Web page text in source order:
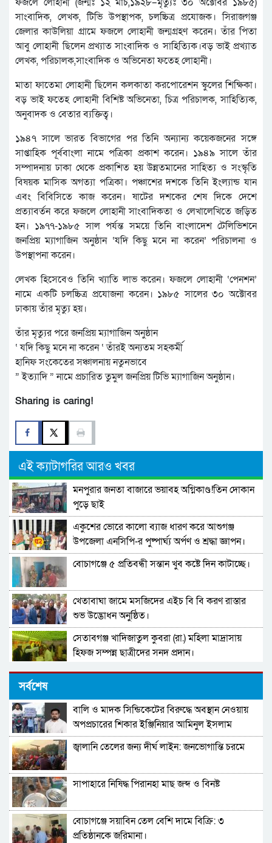
ফজলে লোহানী (জন্মঃ ১২ মার্চ,১৯২৮–মৃত্যুঃ ৩০ অক্টোবর ১৯৮৫)
সাংবাদিক, লেখক, টিভি উপস্থাপক, চলচ্চিত্র প্রযোজক। সিরাজগঞ্জ
জেলার কাউলিয়া গ্রামে ফজলে লোহানী জন্মগ্রহণ করেন। তাঁর পিতা
আবু লোহানী ছিলেন প্রখ্যাত সাংবাদিক ও সাহিত্যিক।বড় ভাই প্রখ্যাত
লেখক, পরিচালক,সাংবাদিক ও অভিনেতা ফতেহ লোহানী।
মাতা ফাতেমা লোহানী ছিলেন কলকাতা করপোরেশন স্কুলের শিক্ষিকা।
বড় ভাই ফতেহ লোহানী বিশিষ্ট অভিনেতা, চিত্র পরিচালক, সাহিত্যিক,
অনুবাদক ও বেতার ব্যক্তিত্ব।
১৯৪৭ সালে ভারত বিভাগের পর তিনি অন্যান্য কয়েকজনের সঙ্গে
সাপ্তাহিক পূর্ববাংলা নামে পত্রিকা প্রকাশ করেন। ১৯৪৯ সালে তাঁর
সম্পাদনায় ঢাকা থেকে প্রকাশিত হয় উন্নতমানের সাহিত্য ও সংস্কৃতি
বিষয়ক মাসিক অগত্যা পত্রিকা। পঞ্চাশের দশকে তিনি ইংল্যান্ড যান
এবং বিবিসিতে কাজ করেন। ষাটের দশকের শেষ দিকে দেশে
প্রত্যাবর্তন করে ফজলে লোহানী সাংবাদিকতা ও লেখালেখিতে জড়িত
হন। ১৯৭৭-১৯৮৫ সাল পর্যন্ত সময়ে তিনি বাংলাদেশ টেলিভিশনে
জনপ্রিয় ম্যাগাজিন অনুষ্ঠান ‘যদি কিছু মনে না করেন’ পরিচালনা ও
উপস্থাপনা করেন।
লেখক হিসেবেও তিনি খ্যাতি লাভ করেন। ফজলে লোহানী ‘পেনশন’
নামে একটি চলচ্চিত্র প্রযোজনা করেন। ১৯৮৫ সালের ৩০ অক্টোবর
ঢাকায় তাঁর মৃত্যু হয়।
তাঁর মৃত্যুর পরে জনপ্রিয় ম্যাগাজিন অনুষ্ঠান
‘ যদি কিছু মনে না করেন ‘ তাঁরই অন্যতম সহকর্মী
হানিফ সংকেতের সঞ্চালনায় নতুনভাবে
” ইত্যাদি ” নামে প্রচারিত তুমুল জনপ্রিয় টিভি ম্যাগাজিন অনুষ্ঠান।
Sharing is caring!
এই ক্যাটাগরির আরও খবর
মনপুরার জনতা বাজারে ভয়াবহ অগ্নিকাণ্ড!তিন দোকান
পুড়ে ছাই
একুশের ভোরে কালো ব্যাজ ধারণ করে আশুগঞ্জ
উপজেলা এনসিপি-র পুষ্পার্ঘ্য অর্পণ ও শ্রদ্ধা জ্ঞাপন।
বোচাগঞ্জে ৫ প্রতিবন্ধী সন্তান খুব কষ্টে দিন কাটাচ্ছে।
খেতাবাঘা জামে মসজিদের এইচ বি বি করণ রাস্তার
শুভ উদ্ভোধন অনুষ্ঠিত।
সেতাবগঞ্জ খাদিজাতুল কুবরা (রা.) মহিলা মাদ্রাসায়
হিফজ সম্পন্ন ছাত্রীদের সনদ প্রদান।
দারুল উলুম মুঈনুল ইসলাম হামিউচ্ছুন্নাহ মাদরাসার
পাবনা–৩ আসনের নাগরিকদের উদ্দেশ্যে খোলা বার্তা
মনপুরায় বসত ঘড় চুরি! স্বর্নের জিনিস ও নগদ টাকা
সহকারী শিক্ষক মোছা:সাজেদা খাতুন এর অবসর জনিত
পাবনা-৩ আসনে গণফোরামের প্রার্থী সরদার আশা
পারভেজের ভরসা তরুণ ও নারীদের
সর্বশেষ
বালি ও মাদক সিন্ডিকেটের বিরুদ্ধে অবস্থান নেওয়ায়
অপপ্রচারের শিকার ইঞ্জিনিয়ার আমিনুল ইসলাম
ডালিমের অভিযোগ
জ্বালানি তেলের জন্য দীর্ঘ লাইন: জনভোগান্তি চরমে
সাপাহারে নিষিদ্ধ পিরানহা মাছ জব্দ ও বিনষ্ট
বোচাগঞ্জে সয়াবিন তেল বেশি দামে বিক্রি: ৩
প্রতিষ্ঠানকে জরিমানা।